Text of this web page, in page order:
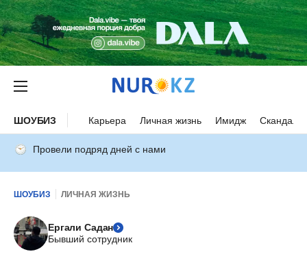
ШОУБИЗ Карьера Личная жизнь Имидж Скандалы
Провели подряд дней с нами
ШОУБИЗ ЛИЧНАЯ ЖИЗНЬ
Ергали Садан
Бывший сотрудник